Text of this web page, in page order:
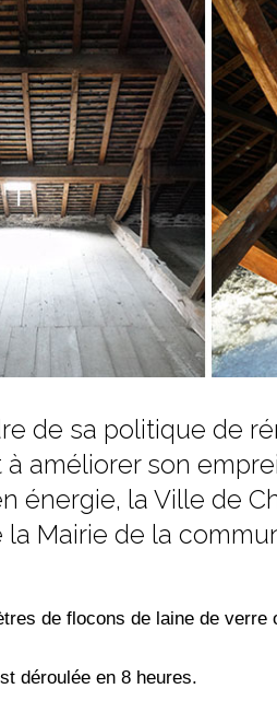
de sa politique de
améliorer son
énergie, la Ville de
Mairie de la
de flocons de laine de
déroulée en 8 heures.